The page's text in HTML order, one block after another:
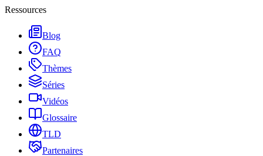
Ressources
Blog
FAQ
Thèmes
Séries
Vidéos
Glossaire
TLD
Partenaires